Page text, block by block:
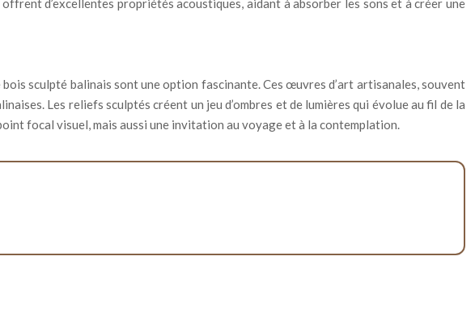
d’excellentes propriétés acoustiques, aidant à absorber les sons et à créer une
sculpté balinais sont une option fascinante. Ces œuvres d’art artisanales, souvent
Les reliefs sculptés créent un jeu d’ombres et de lumières qui évolue au fil de la
focal visuel, mais aussi une invitation au voyage et à la contemplation.